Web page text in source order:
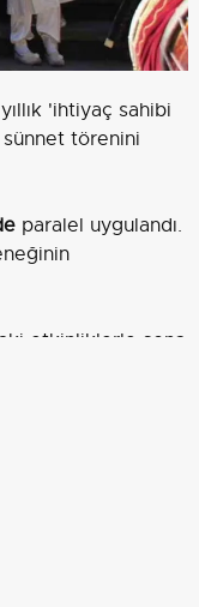
'ihtiyaç sahibi
sünnet törenini
paralel uygulandı.
etkinliklerle sona